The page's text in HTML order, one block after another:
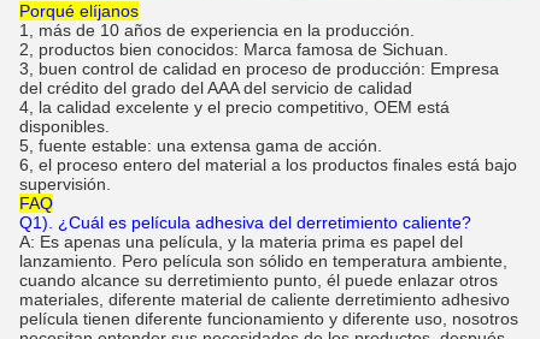
Porqué elíjanos
1, más de 10 años de experiencia en la producción.
2, productos bien conocidos: Marca famosa de Sichuan.
3, buen control de calidad en proceso de producción: Empresa
del crédito del grado del AAA del servicio de calidad
4, la calidad excelente y el precio competitivo, OEM está
disponibles.
5, fuente estable: una extensa gama de acción.
6, el proceso entero del material a los productos finales está bajo
supervisión.
FAQ
Q1). ¿Cuál es película adhesiva del derretimiento caliente?
A: Es apenas una película, y la materia prima es papel del
lanzamiento. Pero película son sólido en temperatura ambiente,
cuando alcance su derretimiento punto, él puede enlazar otros
materiales, diferente material de caliente derretimiento adhesivo
película tienen diferente funcionamiento y diferente uso, nosotros